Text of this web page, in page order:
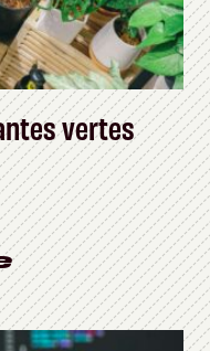
vertes